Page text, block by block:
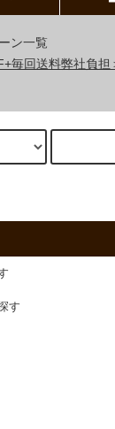
ン一覧
毎回送料弊社負
す